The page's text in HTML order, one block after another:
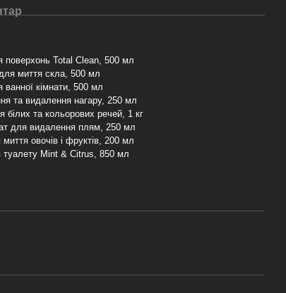
поверхонь Total Clean, 500 мл
миття скла, 500 мл
кімнати, 500 мл
та видалення нагару, 250 мл
та кольорових речей, 1 кг
для видалення плям, 250 мл
овочів і фруктів, 200 мл
Mint & Citrus, 850 мл